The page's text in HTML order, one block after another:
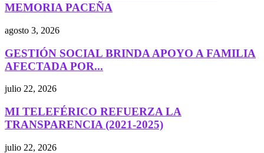
MEMORIA PACEÑA
agosto 3, 2026
GESTIÓN SOCIAL BRINDA APOYO A FAMILIA
AFECTADA POR...
julio 22, 2026
MI TELEFÉRICO REFUERZA LA
TRANSPARENCIA (2021-2025)
julio 22, 2026